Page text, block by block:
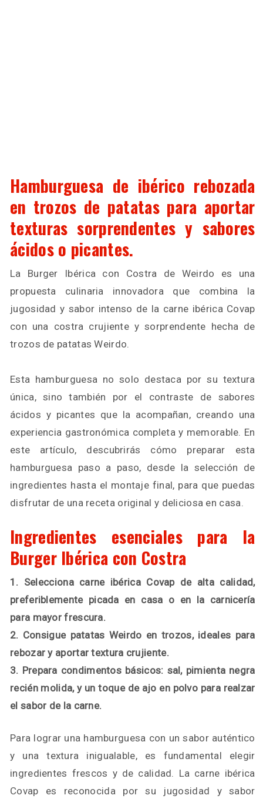
Hamburguesa de ibérico rebozada
en trozos de patatas para aportar
texturas sorprendentes y sabores
ácidos o picantes.
La Burger Ibérica con Costra de Weirdo es una
propuesta culinaria innovadora que combina la
jugosidad y sabor intenso de la carne ibérica Covap
con una costra crujiente y sorprendente hecha de
trozos de patatas Weirdo.
Esta hamburguesa no solo destaca por su textura
única, sino también por el contraste de sabores
ácidos y picantes que la acompañan, creando una
experiencia gastronómica completa y memorable. En
este artículo, descubrirás cómo preparar esta
hamburguesa paso a paso, desde la selección de
ingredientes hasta el montaje final, para que puedas
disfrutar de una receta original y deliciosa en casa.
Ingredientes esenciales para la
Burger Ibérica con Costra
1. Selecciona carne ibérica Covap de alta calidad,
preferiblemente picada en casa o en la carnicería
para mayor frescura.
2. Consigue patatas Weirdo en trozos, ideales para
rebozar y aportar textura crujiente.
3. Prepara condimentos básicos: sal, pimienta negra
recién molida, y un toque de ajo en polvo para realzar
el sabor de la carne.
Para lograr una hamburguesa con un sabor auténtico
y una textura inigualable, es fundamental elegir
ingredientes frescos y de calidad. La carne ibérica
Covap es reconocida por su jugosidad y sabor